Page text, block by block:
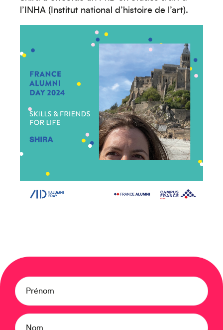
l’INHA (Institut national d’histoire de l’art).
Prénom
Nom
Europe
Moyen-Orient
Océanie